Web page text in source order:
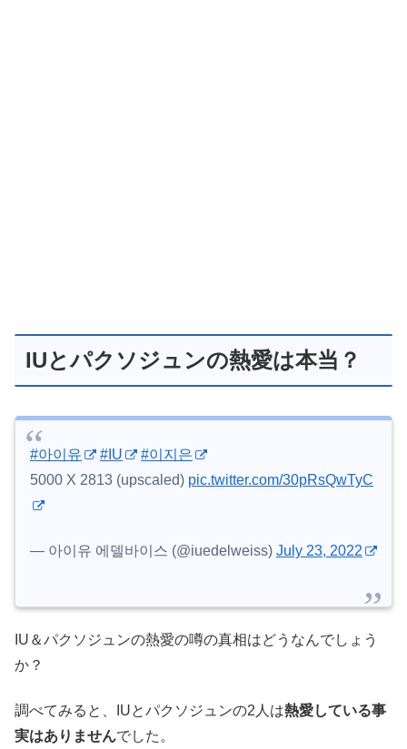
IUとパクソジュンの熱愛は本当？
#아이유 #IU
#이지은
5000 X 2813 (upscaled) pic.twitter.com/30pRsQwTyC
— 아이유 에델바이스 (@iuedelweiss) July 23, 2022
IU＆パクソジュンの熱愛の噂の真相はどうなんでしょう
か？
調べてみると、IUとパクソジュンの2人は熱愛している事
実はありませんでした。